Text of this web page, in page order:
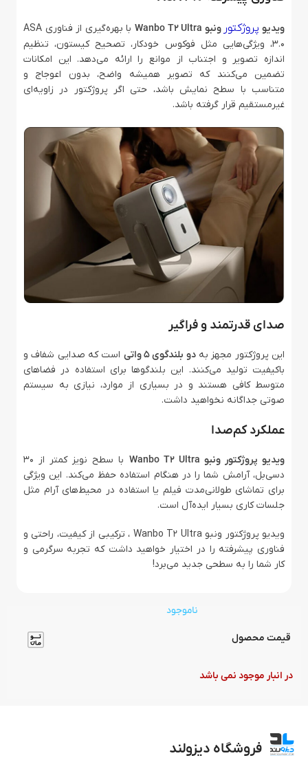
ویدیو پروژکتور ونبو Wanbo T2 Ultra
با بهره‌گیری از فناوری ASA
3.0، ویژگی‌هایی مثل فوکوس خودکار، تصحیح کیستون، تنظیم
اندازه تصویر و اجتناب از موانع را ارائه می‌دهد. این امکانات
تضمین می‌کنند که تصویر همیشه واضح، بدون اعوجاج و
متناسب با سطح نمایش باشد، حتی اگر پروژکتور در زاویه‌ای
غیرمستقیم قرار گرفته باشد.
صدای قدرتمند و فراگیر
این پروژکتور مجهز بهدو بلندگوی 5 واتی
است که صدایی شفاف و
باکیفیت تولید می‌کنند. این بلندگوها برای استفاده در فضاهای
متوسط کافی هستند و در بسیاری از موارد، نیازی به سیستم
صوتی جداگانه نخواهید داشت.
عملکرد کم‌صدا
ویدیو پروژکتور ونبو Wanbo T2 Ultra
با سطح نویز کمتر از 30
دسی‌بل، آرامش شما را در هنگام استفاده حفظ می‌کند. این ویژگی
برای تماشای طولانی‌مدت فیلم یا استفاده در محیط‌های آرام مثل
جلسات کاری بسیار ایده‌آل است.
ویدیو پروژکتور ونبو Wanbo T2 Ultra ، ترکیبی از کیفیت، راحتی و
فناوری پیشرفته را در اختیار خواهید داشت که تجربه سرگرمی و
کار شما را به سطحی جدید می‌برد!
قیمت محصول
ناموجود
در انبار موجود نمی باشد
فروشگاه دیزولند